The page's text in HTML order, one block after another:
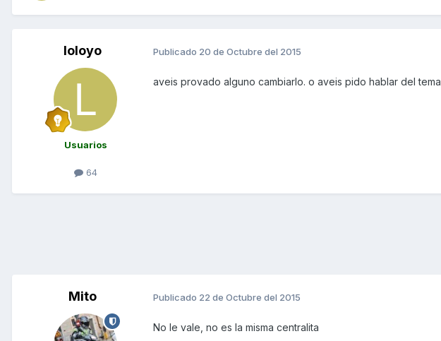
loloyo
Usuarios
64
Publicado 20 de Octubre del 2015
aveis provado alguno cambiarlo. o aveis pido hablar del tema
Mito Publicado 22 de Octubre del 2015
No le vale, no es la misma centralita